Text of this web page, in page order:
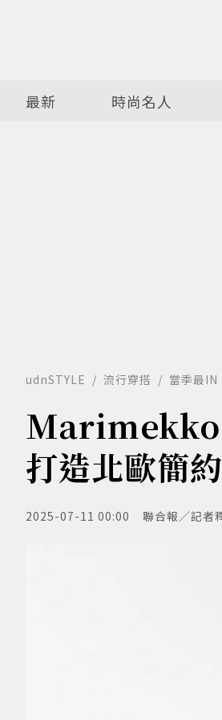
最新 時尚名人
udnSTYLE 流行穿搭 當季最IN
Marimekko
打造北歐簡
2025-07-11 00:00 聯合報／記者